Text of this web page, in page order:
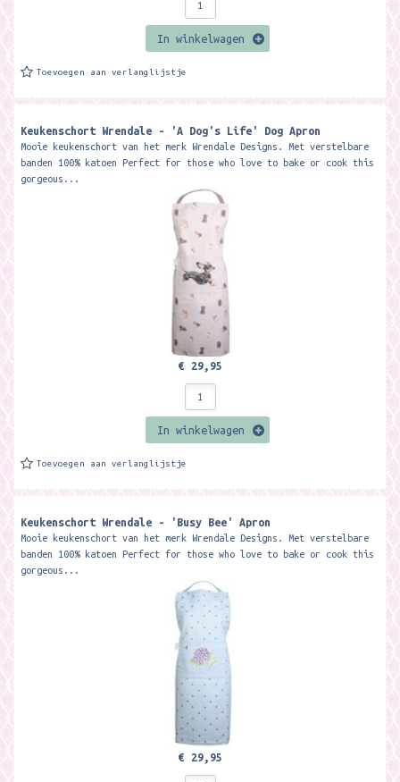
In winkelwagen
Toevoegen aan verlanglijstje
Keukenschort Wrendale - 'A Dog's Life' Dog Apron
Mooie keukenschort van het merk Wrendale Designs. Met verstelbare
banden 100% katoen Perfect for those who love to bake or cook this
gorgeous...
€ 29,95
In winkelwagen
Toevoegen aan verlanglijstje
Keukenschort Wrendale - 'Busy Bee' Apron
Mooie keukenschort van het merk Wrendale Designs. Met verstelbare
banden 100% katoen Perfect for those who love to bake or cook this
gorgeous...
€ 29,95